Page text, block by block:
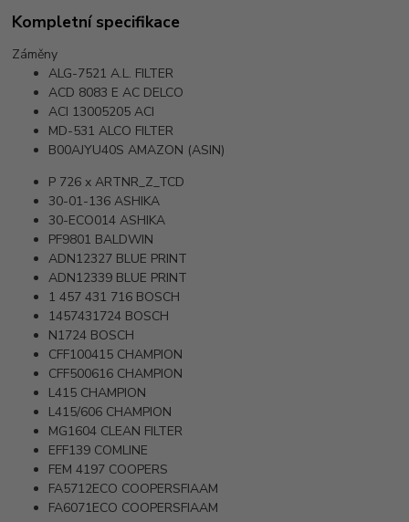
Kompletní specifikace
Záměny
ALG-7521 A.L. FILTER
ACD 8083 E AC DELCO
ACI 13005205 ACI
MD-531 ALCO FILTER
B00AJYU40S AMAZON (ASIN)
P 726 x ARTNR_Z_TCD
30-01-136 ASHIKA
30-ECO014 ASHIKA
PF9801 BALDWIN
ADN12327 BLUE PRINT
ADN12339 BLUE PRINT
1 457 431 716 BOSCH
1457431724 BOSCH
N1724 BOSCH
CFF100415 CHAMPION
CFF500616 CHAMPION
L415 CHAMPION
L415/606 CHAMPION
MG1604 CLEAN FILTER
EFF139 COMLINE
FEM 4197 COOPERS
FA5712ECO COOPERSFIAAM
FA6071ECO COOPERSFIAAM